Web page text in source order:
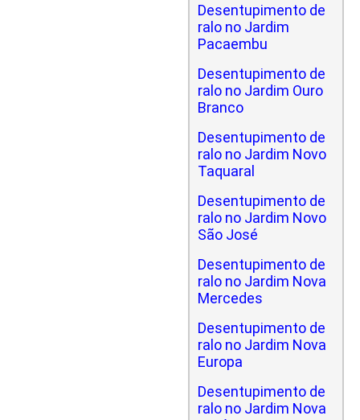
Desentupimento de
ralo no Jardim
Pacaembu
Desentupimento de
ralo no Jardim Ouro
Branco
Desentupimento de
ralo no Jardim Novo
Taquaral
Desentupimento de
ralo no Jardim Novo
São José
Desentupimento de
ralo no Jardim Nova
Mercedes
Desentupimento de
ralo no Jardim Nova
Europa
Desentupimento de
ralo no Jardim Nova